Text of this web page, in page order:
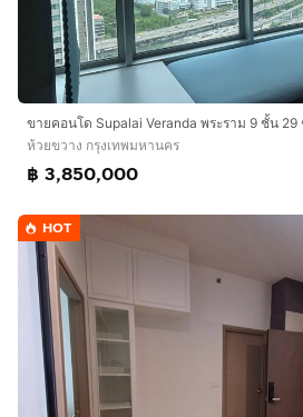
ห้วยขวาง กรุงเทพมหานคร
฿ 3,850,000
HOT